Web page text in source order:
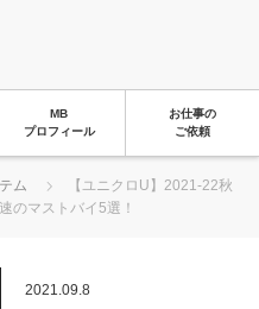
MB
プロフィール
お仕事の
ご依頼
ム
【ユニクロU】2021-22秋
のマストバイ5選！
2021.09.8